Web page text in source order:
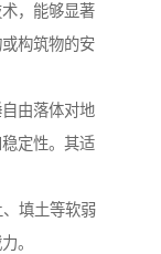
，能够显著
构筑物的安
由落体对地
定性。其适
填土等软弱
。